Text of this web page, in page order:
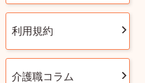
利用規約
介護職コラム